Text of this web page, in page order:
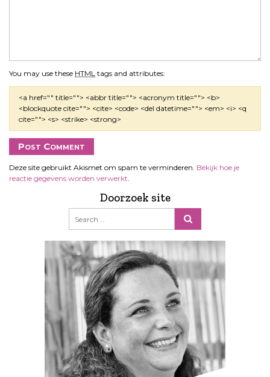
You may use these HTML tags and attributes:
<a href="" title=""> <abbr title=""> <acronym title=""> <b>
<blockquote cite=""> <cite> <code> <del datetime=""> <em> <i> <q
cite=""> <s> <strike> <strong>
Deze site gebruikt Akismet om spam te verminderen. Bekijk hoe je
reactie gegevens worden verwerkt.
Doorzoek site